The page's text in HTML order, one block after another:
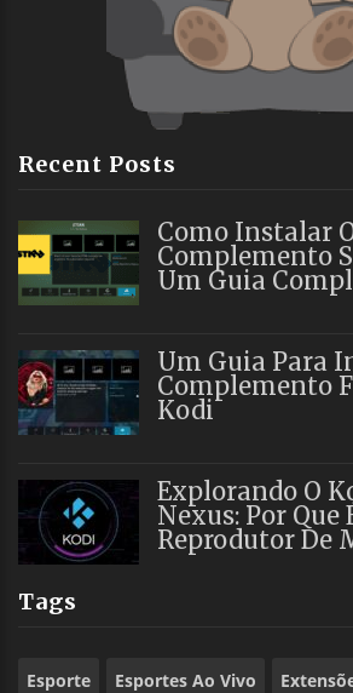
Recent Posts
Como Instalar
Complemento
Um Guia
Um Guia Para
Complemento
Kodi
Explorando O
Nexus: Por Que
Reprodutor De
Tags
Esporte Esportes Ao Vivo